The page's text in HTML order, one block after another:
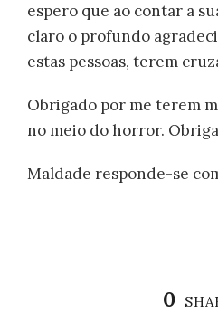
espero que ao contar a
claro o profundo
estas pessoas, terem
Obrigado por me terem
no meio do horror.
Maldade responde-se
0